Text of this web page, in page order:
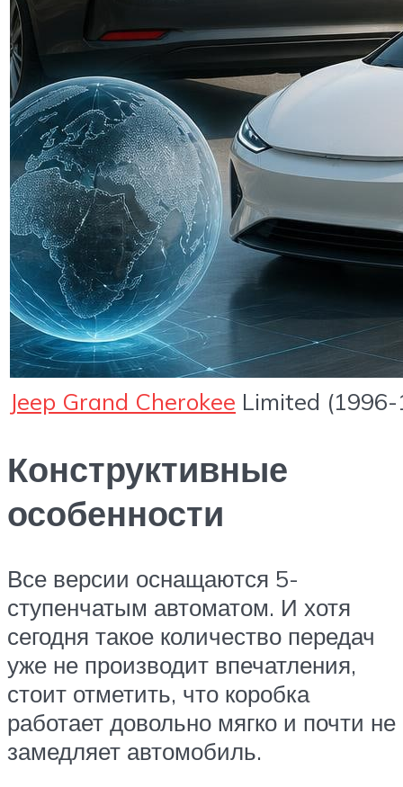
Jeep Grand Cherokee Limited
Конструктивные
особенности
Все версии оснащаются 5-
ступенчатым автоматом. И хотя
сегодня такое количество передач
уже не производит впечатления,
стоит отметить, что коробка
работает довольно мягко и почти не
замедляет автомобиль.